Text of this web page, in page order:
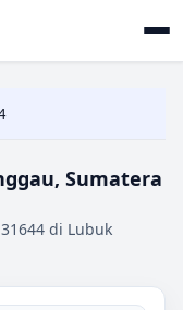
Sumatera
di Lubuk